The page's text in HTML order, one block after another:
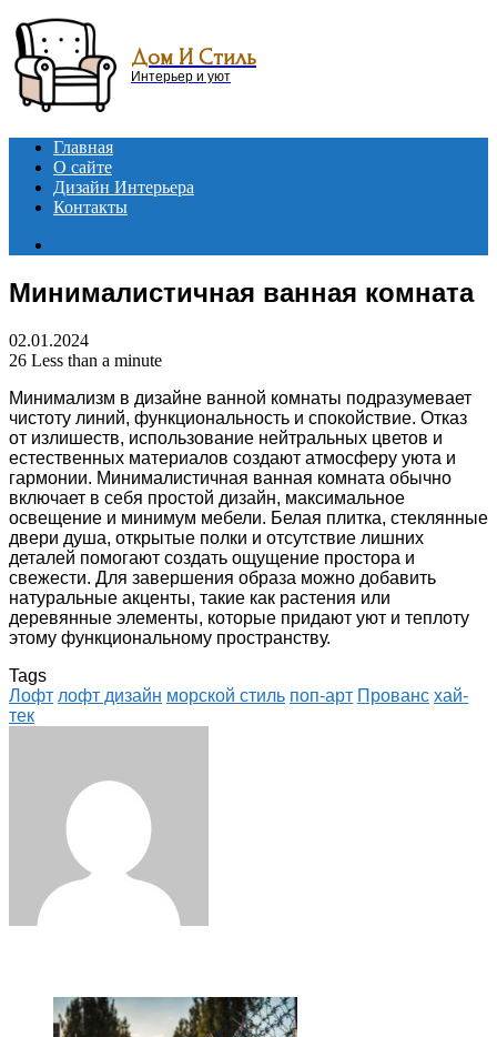
Menu
Дом И Стиль
Интерьер и уют
Главная
О сайте
Дизайн Интерьера
Контакты
Минималистичная ванная комната
02.01.2024
26 Less than a minute
Минимализм в дизайне ванной комнаты подразумевает
чистоту линий, функциональность и спокойствие. Отказ
от излишеств, использование нейтральных цветов и
естественных материалов создают атмосферу уюта и
гармонии. Минималистичная ванная комната обычно
включает в себя простой дизайн, максимальное
освещение и минимум мебели. Белая плитка, стеклянные
двери душа, открытые полки и отсутствие лишних
деталей помогают создать ощущение простора и
свежести. Для завершения образа можно добавить
натуральные акценты, такие как растения или
деревянные элементы, которые придают уют и теплоту
этому функциональному пространству.
Tags
Лофт лофт дизайн морской стиль поп-арт Прованс хай-
тек